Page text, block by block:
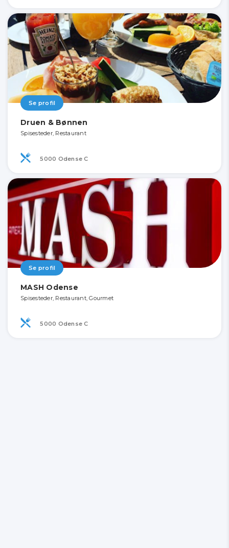
Se profil
Druen & Bønnen
Spisesteder, Restaurant
5000 Odense C
Se profil
MASH Odense
Spisesteder, Restaurant, Gourmet
5000 Odense C